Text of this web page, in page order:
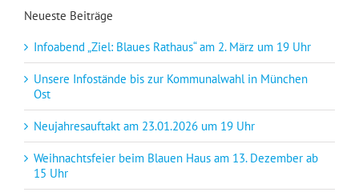
Neueste Beiträge
Infoabend „Ziel: Blaues Rathaus“ am 2. März um 19 Uhr
Unsere Infostände bis zur Kommunalwahl in München
Ost
Neujahresauftakt am 23.01.2026 um 19 Uhr
Weihnachtsfeier beim Blauen Haus am 13. Dezember ab
15 Uhr